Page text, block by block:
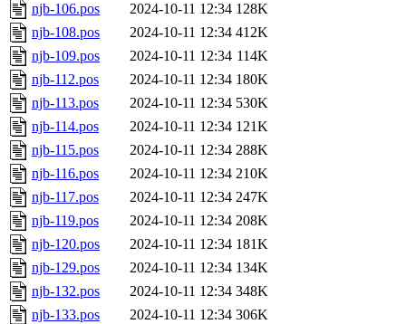
njb-106.pos
2024-10-11 12:34 128K
njb-108.pos
2024-10-11 12:34 412K
njb-109.pos
2024-10-11 12:34 114K
njb-112.pos
2024-10-11 12:34 180K
njb-113.pos
2024-10-11 12:34 530K
njb-114.pos
2024-10-11 12:34 121K
njb-115.pos
2024-10-11 12:34 288K
njb-116.pos
2024-10-11 12:34 210K
njb-117.pos
2024-10-11 12:34 247K
njb-119.pos
2024-10-11 12:34 208K
njb-120.pos
2024-10-11 12:34 181K
njb-129.pos
2024-10-11 12:34 134K
njb-132.pos
2024-10-11 12:34 348K
njb-133.pos
2024-10-11 12:34 306K